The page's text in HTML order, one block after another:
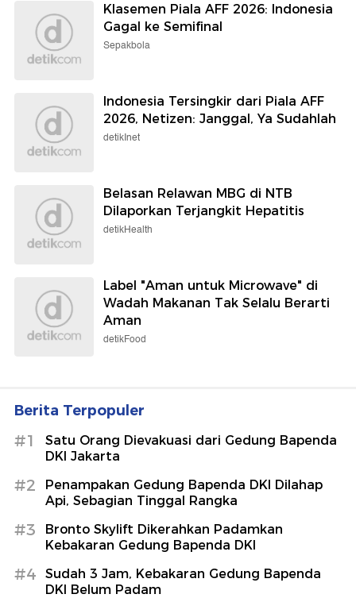
Klasemen Piala AFF 2026: Indonesia
Gagal ke Semifinal
Sepakbola
Indonesia Tersingkir dari Piala AFF
2026, Netizen: Janggal, Ya Sudahlah
detikInet
Belasan Relawan MBG di NTB
Dilaporkan Terjangkit Hepatitis
detikHealth
Label "Aman untuk Microwave" di
Wadah Makanan Tak Selalu Berarti
Aman
detikFood
Berita Terpopuler
#1
Satu Orang Dievakuasi dari Gedung Bapenda
DKI Jakarta
#2
Penampakan Gedung Bapenda DKI Dilahap
Api, Sebagian Tinggal Rangka
#3
Bronto Skylift Dikerahkan Padamkan
Kebakaran Gedung Bapenda DKI
#4
Sudah 3 Jam, Kebakaran Gedung Bapenda
DKI Belum Padam